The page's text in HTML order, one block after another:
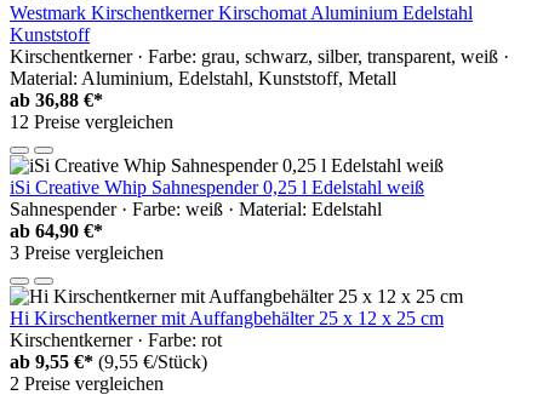
Westmark Kirschentkerner Kirschomat Aluminium Edelstahl
Kunststoff
Kirschentkerner · Farbe: grau, schwarz, silber, transparent, weiß ·
Material: Aluminium, Edelstahl, Kunststoff, Metall
ab 36,88 €*
12 Preise vergleichen
iSi Creative Whip Sahnespender 0,25 l Edelstahl weiß
Sahnespender · Farbe: weiß · Material: Edelstahl
ab 64,90 €*
3 Preise vergleichen
Hi Kirschentkerner mit Auffangbehälter 25 x 12 x 25 cm
Kirschentkerner · Farbe: rot
ab 9,55 €* (9,55 €/Stück)
2 Preise vergleichen